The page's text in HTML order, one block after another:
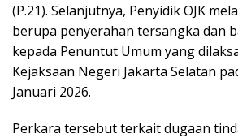
(P.21). Selanjutnya, Penyidik OJK
berupa penyerahan tersangka dan
kepada Penuntut Umum yang
Kejaksaan Negeri Jakarta Selatan
Januari 2026.
Perkara tersebut terkait dugaan